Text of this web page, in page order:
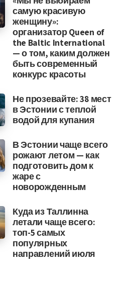
самую красивую
женщину»:
организатор Queen of
the Baltic International
— о том, каким должен
быть современный
конкурс красоты
Не прозевайте: 38 мест
в Эстонии с теплой
водой для купания
В Эстонии чаще всего
рожают летом — как
подготовить дом к
жаре с
новорожденным
Куда из Таллинна
летали чаще всего:
топ-5 самых
популярных
направлений июля